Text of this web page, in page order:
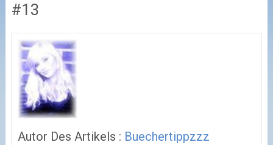
#13
Autor Des Artikels : Buechertippzzz